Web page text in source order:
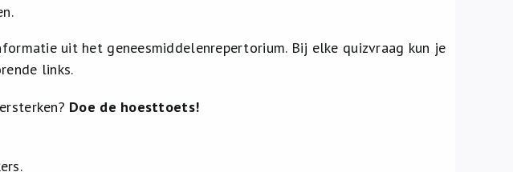
uit het geneesmiddelenrepertorium. Bij elke quizvraag kun je
links.
Doe de hoesttoets!